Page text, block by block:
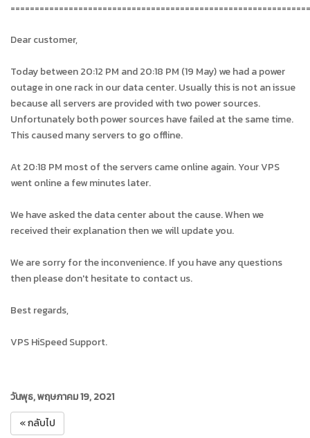
Dear customer,
Today between 20:12 PM and 20:18 PM (19 May) we had a power
outage in one rack in our data center. Usually this is not an issue
because all servers are provided with two power sources.
Unfortunately both power sources have failed at the same time.
This caused many servers to go offline.
At 20:18 PM most of the servers came online again. Your VPS
went online a few minutes later.
We have asked the data center about the cause. When we
received their explanation then we will update you.
We are sorry for the inconvenience. If you have any questions
then please don't hesitate to contact us.
Best regards,
VPS HiSpeed Support.
วันพุธ, พฤษภาคม 19, 2021
« กลับไป